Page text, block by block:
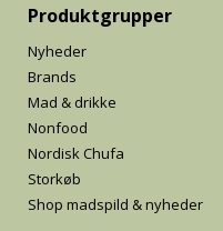
Produktgrupper
Nyheder
Brands
Mad & drikke
Nonfood
Nordisk Chufa
Storkøb
Shop madspild & nyheder